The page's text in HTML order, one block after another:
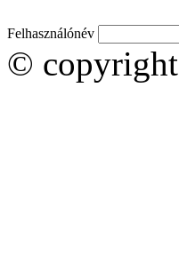
Felhasználónév
© copyright